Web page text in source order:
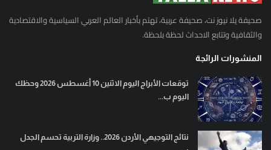
صحيفة يلا نيوز نت، صحيفة عربية، تهتم بأخبار العالم العربي السياسية والاقتصادية
والثقافية وتتابع الاحداث لحظة بلحظة.
المنشورات الرائجة
توقعات الأبراج اليوم الاثنين 10 أغسطس 2026 وحظك
اليوم ب...
نتائج التوجيهي الأردن 2026.. وزارة التربية تحسم الجدل